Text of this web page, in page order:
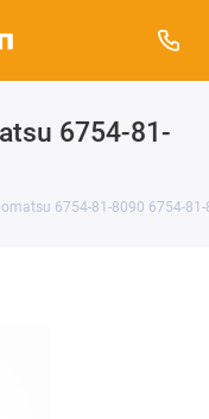
6754-81-
6754-81-8090 6754-